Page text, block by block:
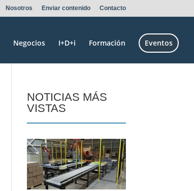
Nosotros Enviar contenido Contacto
Negocios I+D+i Formación Eventos
NOTICIAS MÁS
VISTAS